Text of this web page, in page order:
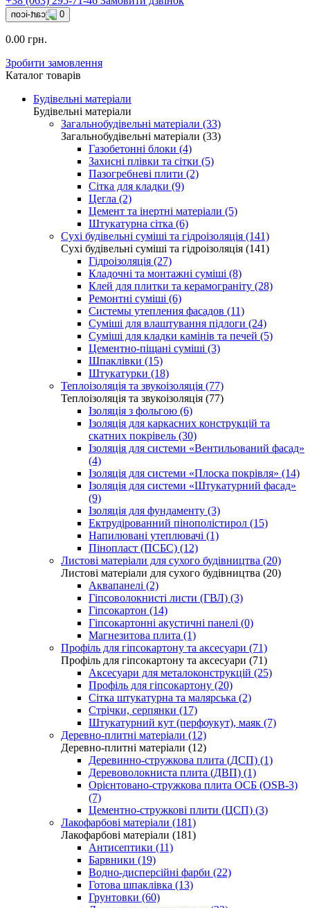
0
0.00 грн.
Зробити замовлення
Каталог товарів
Будівельні матеріали
Будівельні матеріали
Загальнобудівельні матеріали (33)
Загальнобудівельні матеріали (33)
Газобетонні блоки (4)
Захисні плівки та сітки (5)
Пазогребневі плити (2)
Сітка для кладки (9)
Цегла (2)
Цемент та інертні матеріали (5)
Штукатурна сітка (6)
Сухі будівельні суміші та гідроізоляція (141)
Сухі будівельні суміші та гідроізоляція (141)
Гідроізоляція (27)
Кладочні та монтажні суміші (8)
Клей для плитки та керамограніту (28)
Ремонтні суміші (6)
Системы утепления фасадов (11)
Суміші для влаштування підлоги (24)
Суміші для кладки камінів та печей (5)
Цементно-піщані суміші (3)
Шпаклівки (15)
Штукатурки (18)
Теплоізоляція та звукоізоляція (77)
Теплоізоляція та звукоізоляція (77)
Ізоляція з фольгою (6)
Ізоляція для каркасних конструкцій та
скатних покрівель (30)
Ізоляція для системи «Вентильований фасад»
(4)
Ізоляція для системи «Плоска покрівля» (14)
Ізоляція для системи «Штукатурний фасад»
(9)
Ізоляція для фундаменту (3)
Ектрудірованний пінополістирол (15)
Напилювані утеплювачі (1)
Пінопласт (ПСБС) (12)
Листові матеріали для сухого будівництва (20)
Листові матеріали для сухого будівництва (20)
Аквапанелі (2)
Гіпсоволокнисті листи (ГВЛ) (3)
Гіпсокартон (14)
Гіпсокартонні акустичні панелі (0)
Магнезитова плита (1)
Профіль для гіпсокартону та аксесуари (71)
Профіль для гіпсокартону та аксесуари (71)
Аксесуари для металоконструкцій (25)
Профіль для гіпсокартону (20)
Сітка штукатурна та малярська (2)
Стрічки, серпянки (17)
Штукатурний кут (перфоукут), маяк (7)
Деревно-плитні матеріали (12)
Деревно-плитні матеріали (12)
Деревинно-стружкова плита (ДСП) (1)
Деревоволокниста плита (ДВП) (1)
Орієнтовано-стружкова плита ОСБ (OSB-3)
(7)
Цементно-стружкові плити (ЦСП) (3)
Лакофарбові матеріали (181)
Лакофарбові матеріали (181)
Антисептики (11)
Барвники (19)
Водно-дисперсійні фарби (22)
Готова шпаклівка (13)
Грунтовки (60)